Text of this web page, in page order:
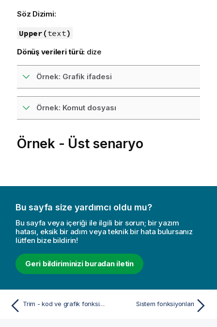
Söz Dizimi:
Upper(text)
Dönüş verileri türü: dize
Örnek: Grafik ifadesi
Örnek: Komut dosyası
Örnek - Üst senaryo
Bu sayfa size yardımcı oldu mu?
Bu sayfa veya içeriği ile ilgili bir sorun; bir yazım
hatası, eksik bir adım veya teknik bir hata bulursanız
lütfen bize bildirin!
Geri bildiriminizi buradan iletin
Trim - kod ve grafik fonksiyonu Sistem fonksiyonları